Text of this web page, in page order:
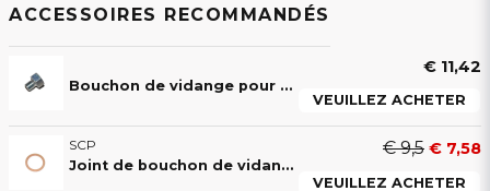
ACCESSOIRES RECOMMANDÉS
Bouchon de vidange pour voitures sans permis Aixam avec moteur Kubota Z402 ou Z482
€ 11,42
VEUILLEZ ACHETER
SCP
Joint de bouchon de vidange pour voitures sans permis Aixam avec moteur Kubota Z402 ou Z482
€ 9,5 € 7,58
VEUILLEZ ACHETER